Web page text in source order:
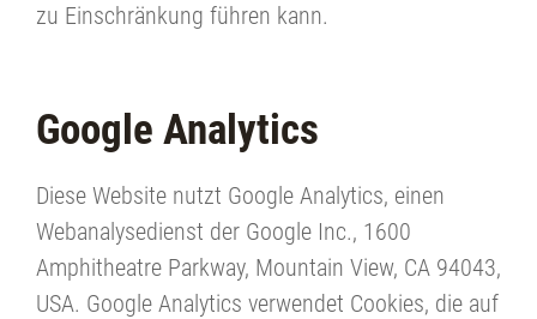
zu Einschränkung führen kann.
Google Analytics
Diese Website nutzt Google Analytics, einen
Webanalysedienst der Google Inc., 1600
Amphitheatre Parkway, Mountain View, CA 94043,
USA. Google Analytics verwendet Cookies, die auf